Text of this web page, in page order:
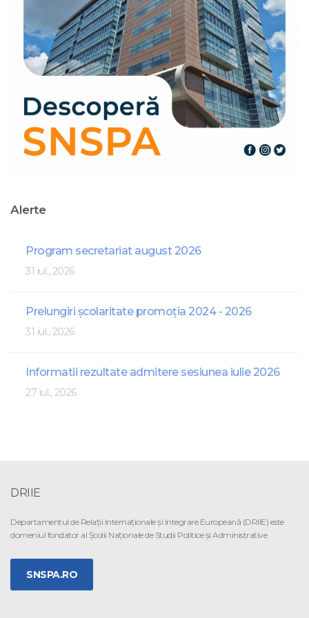
Alerte
Program secretariat august 2026
31 iul., 2026
Prelungiri școlaritate promoția 2024 - 2026
31 iul., 2026
Informatii rezultate admitere sesiunea iulie 2026
27 iul., 2026
DRIIE
Departamentul de Relaţii Internaţionale şi Integrare Europeană (DRIIE) este
domeniul fondator al Şcolii Naţionale de Studii Politice şi Administrative
SNSPA.RO